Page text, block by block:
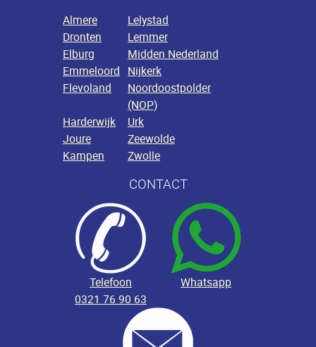
Almere
Lelystad
Dronten
Lemmer
Elburg
Midden Nederland
Emmeloord Nijkerk
Flevoland
Noordoostpolder
(NOP)
Harderwijk
Urk
Joure
Zeewolde
Kampen
Zwolle
CONTACT
Telefoon
Whatsapp
0321 76 90 63